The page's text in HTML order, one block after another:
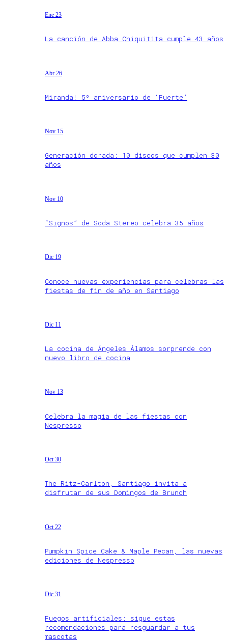
Ene 23
La canción de Abba Chiquitita cumple 43 años
Abr 26
Miranda! 5º aniversario de ‘Fuerte’
Nov 15
Generación dorada: 10 discos que cumplen 30
años
Nov 10
“Signos” de Soda Stereo celebra 35 años
Dic 19
Conoce nuevas experiencias para celebras las
fiestas de fin de año en Santiago
Dic 11
La cocina de Ángeles Álamos sorprende con
nuevo libro de cocina
Nov 13
Celebra la magia de las fiestas con
Nespresso
Oct 30
The Ritz-Carlton, Santiago invita a
disfrutar de sus Domingos de Brunch
Oct 22
Pumpkin Spice Cake & Maple Pecan, las nuevas
ediciones de Nespresso
Dic 31
Fuegos artificiales: sigue estas
recomendaciones para resguardar a tus
mascotas